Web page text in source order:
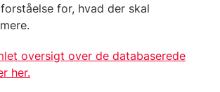
for, hvad der skal
oversigt over de databaserede
her.